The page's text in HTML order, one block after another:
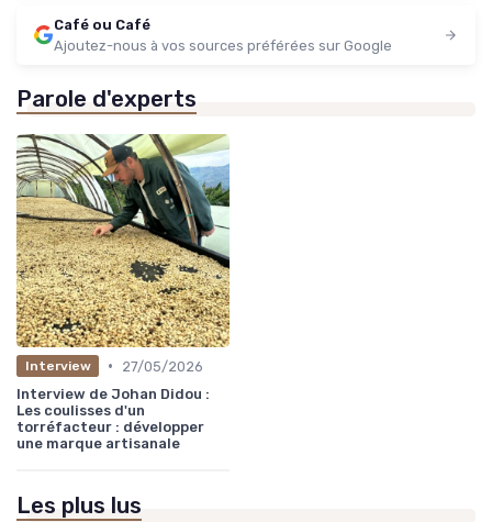
Café ou Café
Ajoutez-nous à vos sources préférées sur Google
Parole d'experts
Interview •
27/05/2026
Interview de Johan Didou :
Les coulisses d'un
torréfacteur : développer
une marque artisanale
Les plus lus